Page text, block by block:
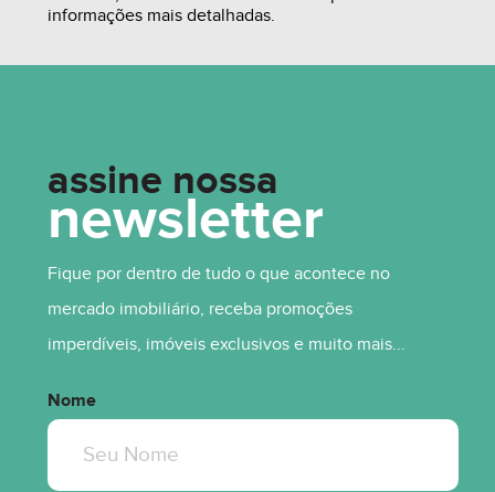
informações mais detalhadas.
assine nossa
newsletter
Fique por dentro de tudo o que acontece no
mercado imobiliário, receba promoções
imperdíveis, imóveis exclusivos e muito mais...
Nome